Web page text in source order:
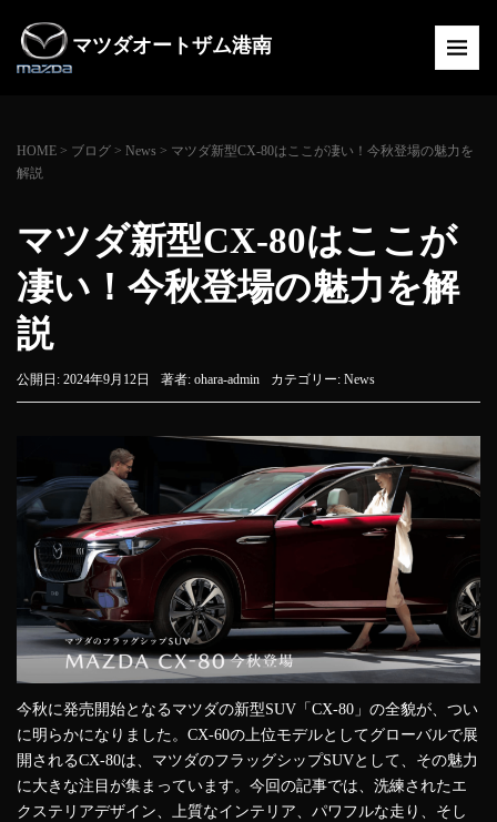
マツダオートザム港南
HOME > ブログ > News > マツダ新型CX-80はここが凄い！今秋登場の魅力を
解説
マツダ新型CX-80はここが
凄い！今秋登場の魅力を解
説
公開日: 2024年9月12日 著者: ohara-admin カテゴリー: News
今秋に発売開始となるマツダの新型SUV「CX-80」の全貌が、つい
に明らかになりました。CX-60の上位モデルとしてグローバルで展
開されるCX-80は、マツダのフラッグシップSUVとして、その魅力
に大きな注目が集まっています。今回の記事では、洗練されたエ
クステリアデザイン、上質なインテリア、パワフルな走り、そし